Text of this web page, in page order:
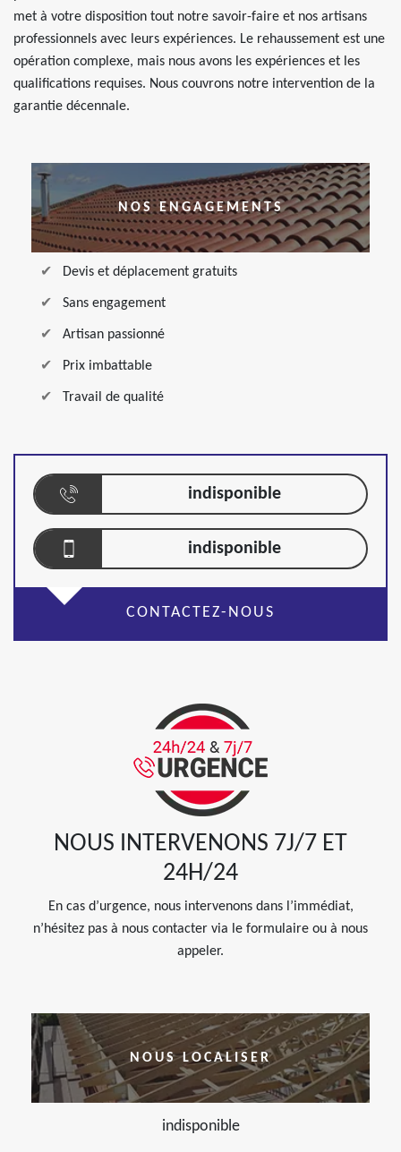
met à votre disposition tout notre savoir-faire et nos artisans
professionnels avec leurs expériences. Le rehaussement est une
opération complexe, mais nous avons les expériences et les
qualifications requises. Nous couvrons notre intervention de la
garantie décennale.
NOS ENGAGEMENTS
Devis et déplacement gratuits
Sans engagement
Artisan passionné
Prix imbattable
Travail de qualité
indisponible
indisponible
CONTACTEZ-NOUS
NOUS INTERVENONS 7J/7 ET
24H/24
En cas d’urgence, nous intervenons dans l’immédiat,
n’hésitez pas à nous contacter via le formulaire ou à nous
appeler.
NOUS LOCALISER
indisponible